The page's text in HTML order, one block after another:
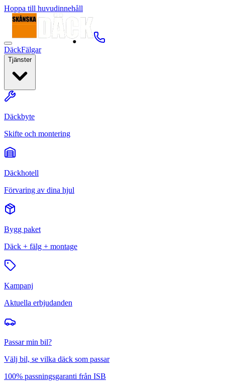
Hoppa till huvudinnehåll
DäckFälgar
Tjänster
Däckbyte
Skifte och montering
Däckhotell
Förvaring av dina hjul
Bygg paket
Däck + fälg + montage
Kampanj
Aktuella erbjudanden
Passar min bil?
Välj bil, se vilka däck som passar
100% passningsgaranti från ISB